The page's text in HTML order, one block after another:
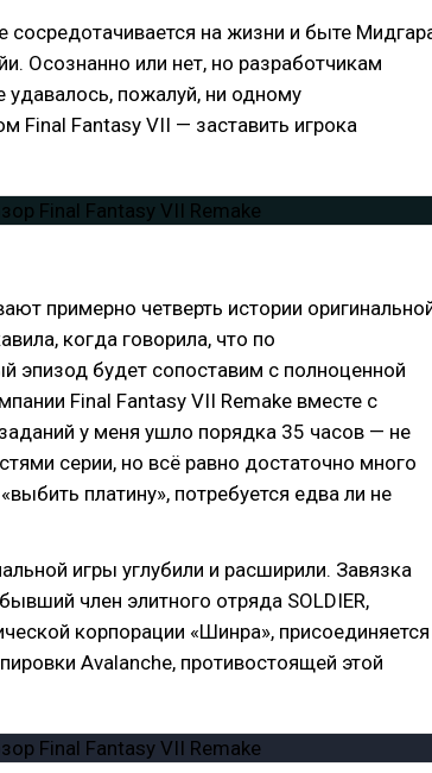
сосредотачивается на жизни и быте
Осознанно или нет, но разработчикам
удавалось, пожалуй, ни одному
Final Fantasy VII — заставить игрока
примерно четверть истории
когда говорила, что по
эпизод будет сопоставим с полноценной
Final Fantasy VII Remake вместе с
у меня ушло порядка 35 часов — не
серии, но всё равно достаточно много
платину», потребуется едва ли не
игры углубили и расширили. Завязка
член элитного отряда SOLDIER,
корпорации «Шинра», присоединяется
Avalanche, противостоящей этой